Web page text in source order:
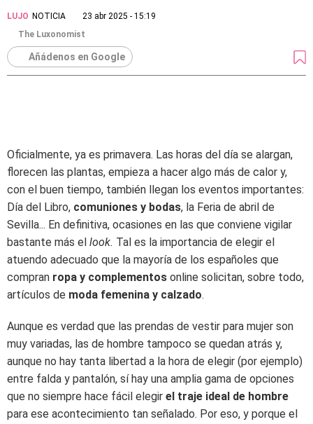
LUJO NOTICIA
23 abr 2025 - 15:19
The Luxonomist
Añádenos en Google
Oficialmente, ya es primavera. Las horas del día se alargan,
florecen las plantas, empieza a hacer algo más de calor y,
con el buen tiempo, también llegan los eventos importantes:
Día del Libro, comuniones y bodas, la Feria de abril de
Sevilla... En definitiva, ocasiones en las que conviene vigilar
bastante más el look. Tal es la importancia de elegir el
atuendo adecuado que la mayoría de los españoles que
compran ropa y complementos online solicitan, sobre todo,
artículos de moda femenina y calzado.
Aunque es verdad que las prendas de vestir para mujer son
muy variadas, las de hombre tampoco se quedan atrás y,
aunque no hay tanta libertad a la hora de elegir (por ejemplo)
entre falda y pantalón, sí hay una amplia gama de opciones
que no siempre hace fácil elegir el traje ideal de hombre
para ese acontecimiento tan señalado. Por eso, y porque el